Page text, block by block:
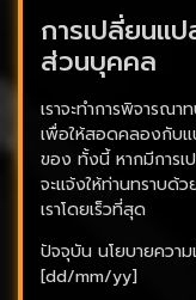
การเปลี่ยนแ
ส่วนบุคคล
เราจะทำการพิจารณ
เพื่อให้สอดคลองกับ
ของ ทั้งนี้ หากมีการเ
จะแจ้งให้ท่านทราบ
เราโดยเร็วที่สุด
ปัจจุบัน นโยบายควา
[dd/mm/yy]